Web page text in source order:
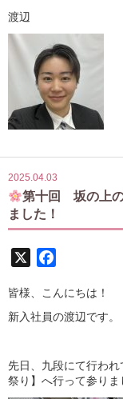
渡辺
2025.04.03
第十回 坂の上
ました！
皆様、こんにちは！
新入社員の渡辺です。
先日、九段にて行われ
祭り】 へ行って参りま